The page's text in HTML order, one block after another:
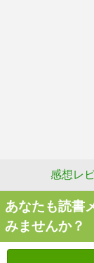
感想レ
あなたも読書
みませんか？